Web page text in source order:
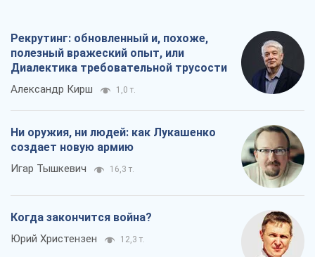
Рекрутинг: обновленный и, похоже,
полезный вражеский опыт, или
Диалектика требовательной трусости
Александр Кирш 1,0 т.
Ни оружия, ни людей: как Лукашенко
создает новую армию
Игар Тышкевич 16,3 т.
Когда закончится война?
Юрий Христензен 12,3 т.